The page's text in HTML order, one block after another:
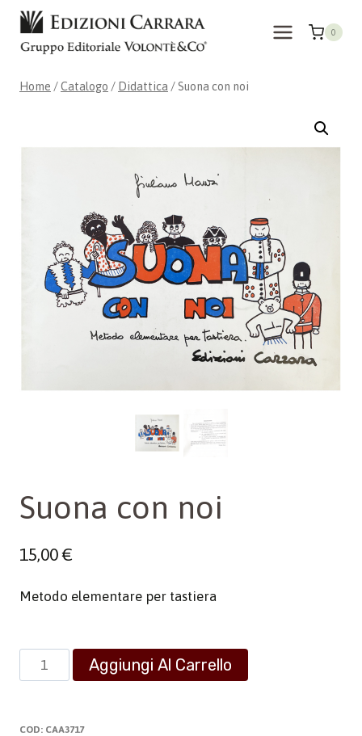
Salta
contenuto
0
Home /Catalogo / Didattica / Suona con noi
Suona con noi
15,00€
Metodo elementare per tastiera
Suona
con
quantità
Aggiungi Al Carrello
COD: CAA3717